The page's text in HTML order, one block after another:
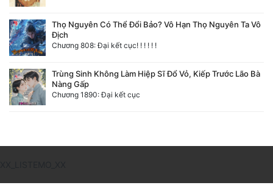
Thọ Nguyên Có Thể Đổi Bảo? Vô Hạn Thọ Nguyên Ta Vô
Địch
Chương 808: Đại kết cục! ! ! ! ! !
Trùng Sinh Không Làm Hiệp Sĩ Đổ Vỏ, Kiếp Trước Lão Bà
Nàng Gấp
Chương 1890: Đại kết cục